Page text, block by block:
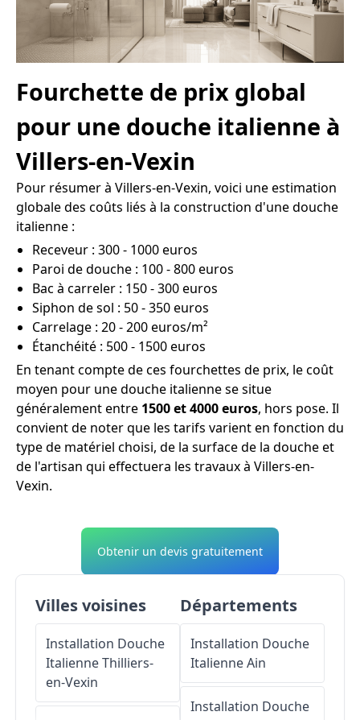
Fourchette de prix global
pour une douche italienne à
Villers-en-Vexin
Pour résumer à Villers-en-Vexin, voici une estimation
globale des coûts liés à la construction d'une douche
italienne :
Receveur : 300 - 1000 euros
Paroi de douche : 100 - 800 euros
Bac à carreler : 150 - 300 euros
Siphon de sol : 50 - 350 euros
Carrelage : 20 - 200 euros/m²
Étanchéité : 500 - 1500 euros
En tenant compte de ces fourchettes de prix, le coût
moyen pour une douche italienne se situe
généralement entre 1500 et 4000 euros, hors pose. Il
convient de noter que les tarifs varient en fonction du
type de matériel choisi, de la surface de la douche et
de l'artisan qui effectuera les travaux à Villers-en-
Vexin.
Obtenir un devis gratuitement
Villes voisines
Installation Douche
ItalienneThilliers-
en-Vexin
Départements
Installation Douche
ItalienneAin
Installation Douche